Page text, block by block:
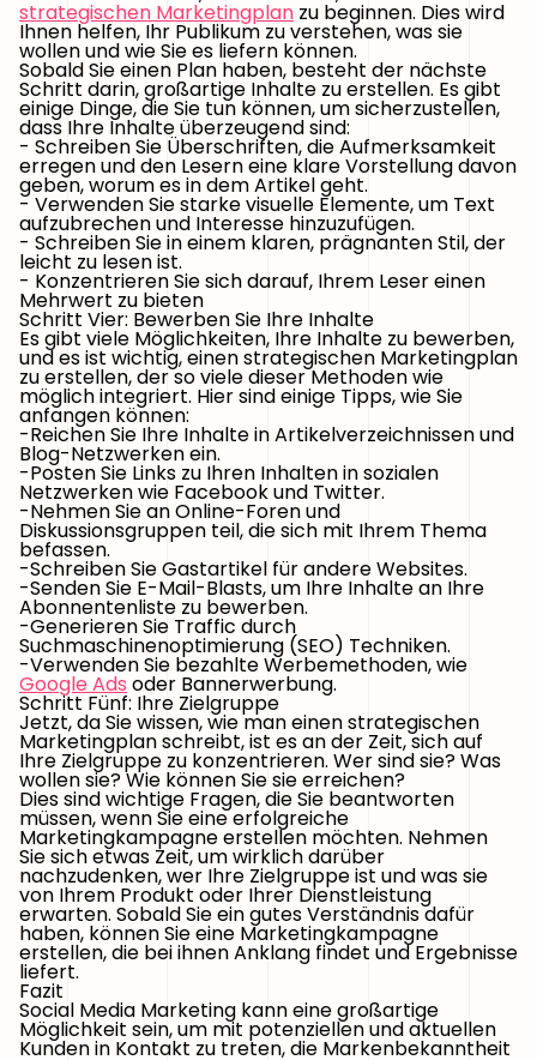
strategischen Marketingplan zu beginnen. Dies wird
Ihnen helfen, Ihr Publikum zu verstehen, was sie
wollen und wie Sie es liefern können.
Sobald Sie einen Plan haben, besteht der nächste
Schritt darin, großartige Inhalte zu erstellen. Es gibt
einige Dinge, die Sie tun können, um sicherzustellen,
dass Ihre Inhalte überzeugend sind:
- Schreiben Sie Überschriften, die Aufmerksamkeit
erregen und den Lesern eine klare Vorstellung davon
geben, worum es in dem Artikel geht.
- Verwenden Sie starke visuelle Elemente, um Text
aufzubrechen und Interesse hinzuzufügen.
- Schreiben Sie in einem klaren, prägnanten Stil, der
leicht zu lesen ist.
- Konzentrieren Sie sich darauf, Ihrem Leser einen
Mehrwert zu bieten
Schritt Vier: Bewerben Sie Ihre Inhalte
Es gibt viele Möglichkeiten, Ihre Inhalte zu bewerben,
und es ist wichtig, einen strategischen Marketingplan
zu erstellen, der so viele dieser Methoden wie
möglich integriert. Hier sind einige Tipps, wie Sie
anfangen können:
-Reichen Sie Ihre Inhalte in Artikelverzeichnissen und
Blog-Netzwerken ein.
-Posten Sie Links zu Ihren Inhalten in sozialen
Netzwerken wie Facebook und Twitter.
-Nehmen Sie an Online-Foren und
Diskussionsgruppen teil, die sich mit Ihrem Thema
befassen.
-Schreiben Sie Gastartikel für andere Websites.
-Senden Sie E-Mail-Blasts, um Ihre Inhalte an Ihre
Abonnentenliste zu bewerben.
-Generieren Sie Traffic durch
Suchmaschinenoptimierung (SEO) Techniken.
-Verwenden Sie bezahlte Werbemethoden, wie
Google Ads oder Bannerwerbung.
Schritt Fünf: Ihre Zielgruppe
Jetzt, da Sie wissen, wie man einen strategischen
Marketingplan schreibt, ist es an der Zeit, sich auf
Ihre Zielgruppe zu konzentrieren. Wer sind sie? Was
wollen sie? Wie können Sie sie erreichen?
Dies sind wichtige Fragen, die Sie beantworten
müssen, wenn Sie eine erfolgreiche
Marketingkampagne erstellen möchten. Nehmen
Sie sich etwas Zeit, um wirklich darüber
nachzudenken, wer Ihre Zielgruppe ist und was sie
von Ihrem Produkt oder Ihrer Dienstleistung
erwarten. Sobald Sie ein gutes Verständnis dafür
haben, können Sie eine Marketingkampagne
erstellen, die bei ihnen Anklang findet und Ergebnisse
liefert.
Fazit
Social Media Marketing kann eine großartige
Möglichkeit sein, um mit potenziellen und aktuellen
Kunden in Kontakt zu treten, die Markenbekanntheit